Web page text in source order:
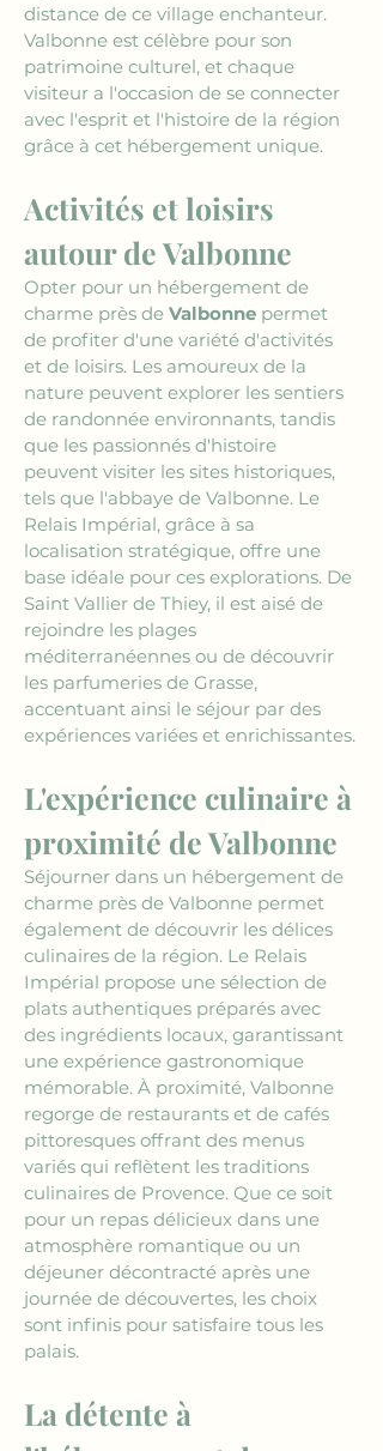
distance de ce village enchanteur.
Valbonne est célèbre pour son
patrimoine culturel, et chaque
visiteur a l'occasion de se connecter
avec l'esprit et l'histoire de la région
grâce à cet hébergement unique.
Activités et loisirs
autour de Valbonne
Opter pour un hébergement de
charme près de Valbonne permet
de profiter d'une variété d'activités
et de loisirs. Les amoureux de la
nature peuvent explorer les sentiers
de randonnée environnants, tandis
que les passionnés d'histoire
peuvent visiter les sites historiques,
tels que l'abbaye de Valbonne. Le
Relais Impérial, grâce à sa
localisation stratégique, offre une
base idéale pour ces explorations. De
Saint Vallier de Thiey, il est aisé de
rejoindre les plages
méditerranéennes ou de découvrir
les parfumeries de Grasse,
accentuant ainsi le séjour par des
expériences variées et enrichissantes.
L'expérience culinaire à
proximité de Valbonne
Séjourner dans un hébergement de
charme près de Valbonne permet
également de découvrir les délices
culinaires de la région. Le Relais
Impérial propose une sélection de
plats authentiques préparés avec
des ingrédients locaux, garantissant
une expérience gastronomique
mémorable. À proximité, Valbonne
regorge de restaurants et de cafés
pittoresques offrant des menus
variés qui reflètent les traditions
culinaires de Provence. Que ce soit
pour un repas délicieux dans une
atmosphère romantique ou un
déjeuner décontracté après une
journée de découvertes, les choix
sont infinis pour satisfaire tous les
palais.
La détente à